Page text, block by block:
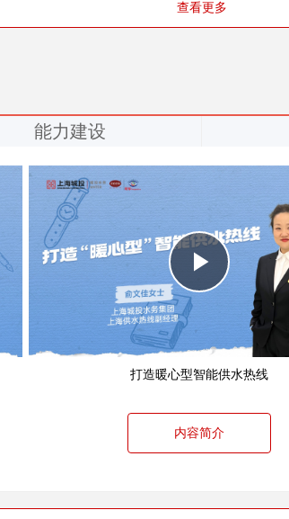
查看更多
能力建设
打造暖心型智能供水热线
内容简介
Play
Video